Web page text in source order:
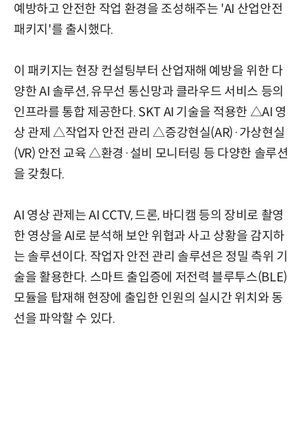
예방하고 안전한 작업 환경을 조성해주는 'AI 산업안전
패키지'를 출시했다.
이 패키지는 현장 컨설팅부터 산업재해 예방을 위한 다
양한 AI 솔루션, 유무선 통신망과 클라우드 서비스 등의
인프라를 통합 제공한다. SKT AI 기술을 적용한 △AI 영
상 관제 △작업자 안전 관리 △증강현실(AR)·가상현실
(VR) 안전 교육 △환경·설비 모니터링 등 다양한 솔루션
을 갖췄다.
AI 영상 관제는 AI CCTV, 드론, 바디캠 등의 장비로 촬영
한 영상을 AI로 분석해 보안 위협과 사고 상황을 감지하
는 솔루션이다. 작업자 안전 관리 솔루션은 정밀 측위 기
술을 활용한다. 스마트 출입증에 저전력 블루투스(BLE)
모듈을 탑재해 현장에 출입한 인원의 실시간 위치와 동
선을 파악할 수 있다.